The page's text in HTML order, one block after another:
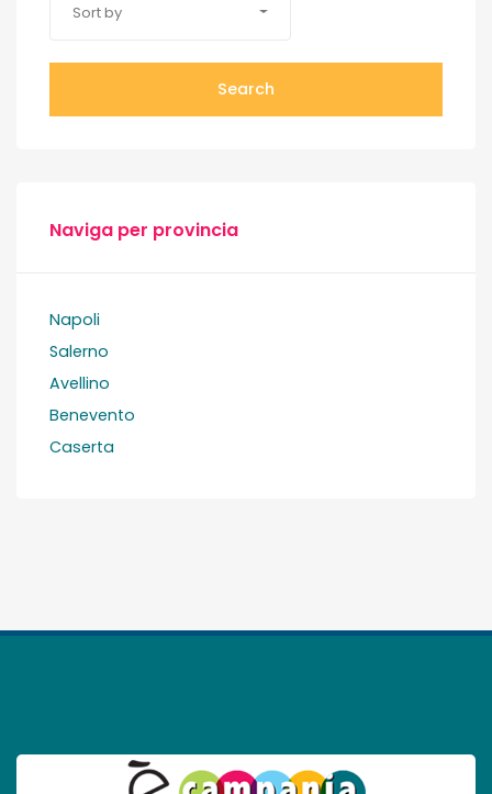
Sort by
Search
Naviga per provincia
Napoli
Salerno
Avellino
Benevento
Caserta